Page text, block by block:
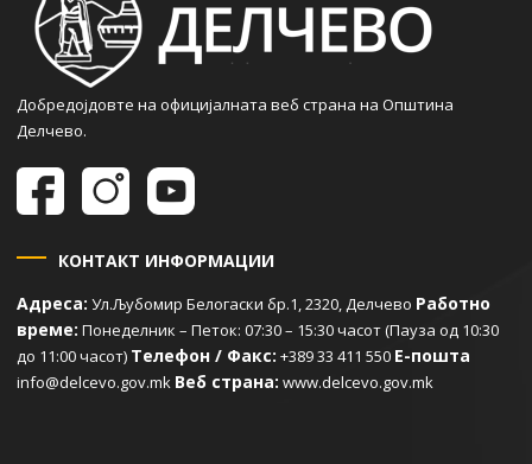
Добредојдовте на официјалната веб страна на Општина
Делчево.
КОНТАКТ ИНФОРМАЦИИ
Адреса: Ул.Љубомир Белогаски бр.1, 2320, Делчево Работно
време: Понеделник – Петок: 07:30 – 15:30 часот (Пауза од 10:30
до 11:00 часот) Телефон / Факс: +389 33 411 550 Е-пошта
info@delcevo.gov.mk Веб страна: www.delcevo.gov.mk